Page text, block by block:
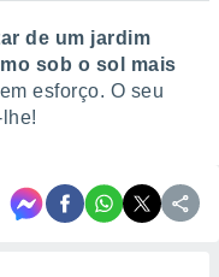
de um jardim
sob o sol mais
esforço. O seu